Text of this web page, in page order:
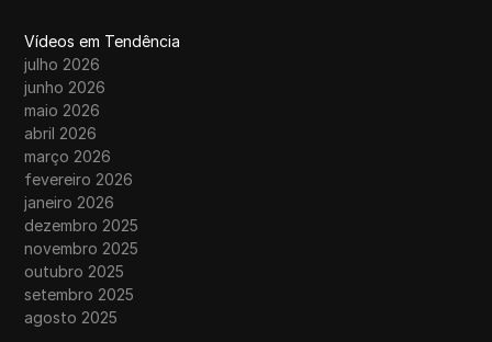
Vídeos em Tendência
julho 2026
junho 2026
maio 2026
abril 2026
março 2026
fevereiro 2026
janeiro 2026
dezembro 2025
novembro 2025
outubro 2025
setembro 2025
agosto 2025